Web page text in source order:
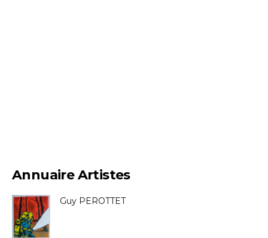
Annuaire Artistes
Guy PEROTTET